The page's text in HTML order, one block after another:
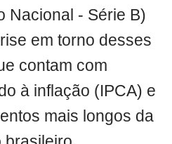
Nacional - Série B)
em torno desses
contam com
à inflação (IPCA) e
mais longos da